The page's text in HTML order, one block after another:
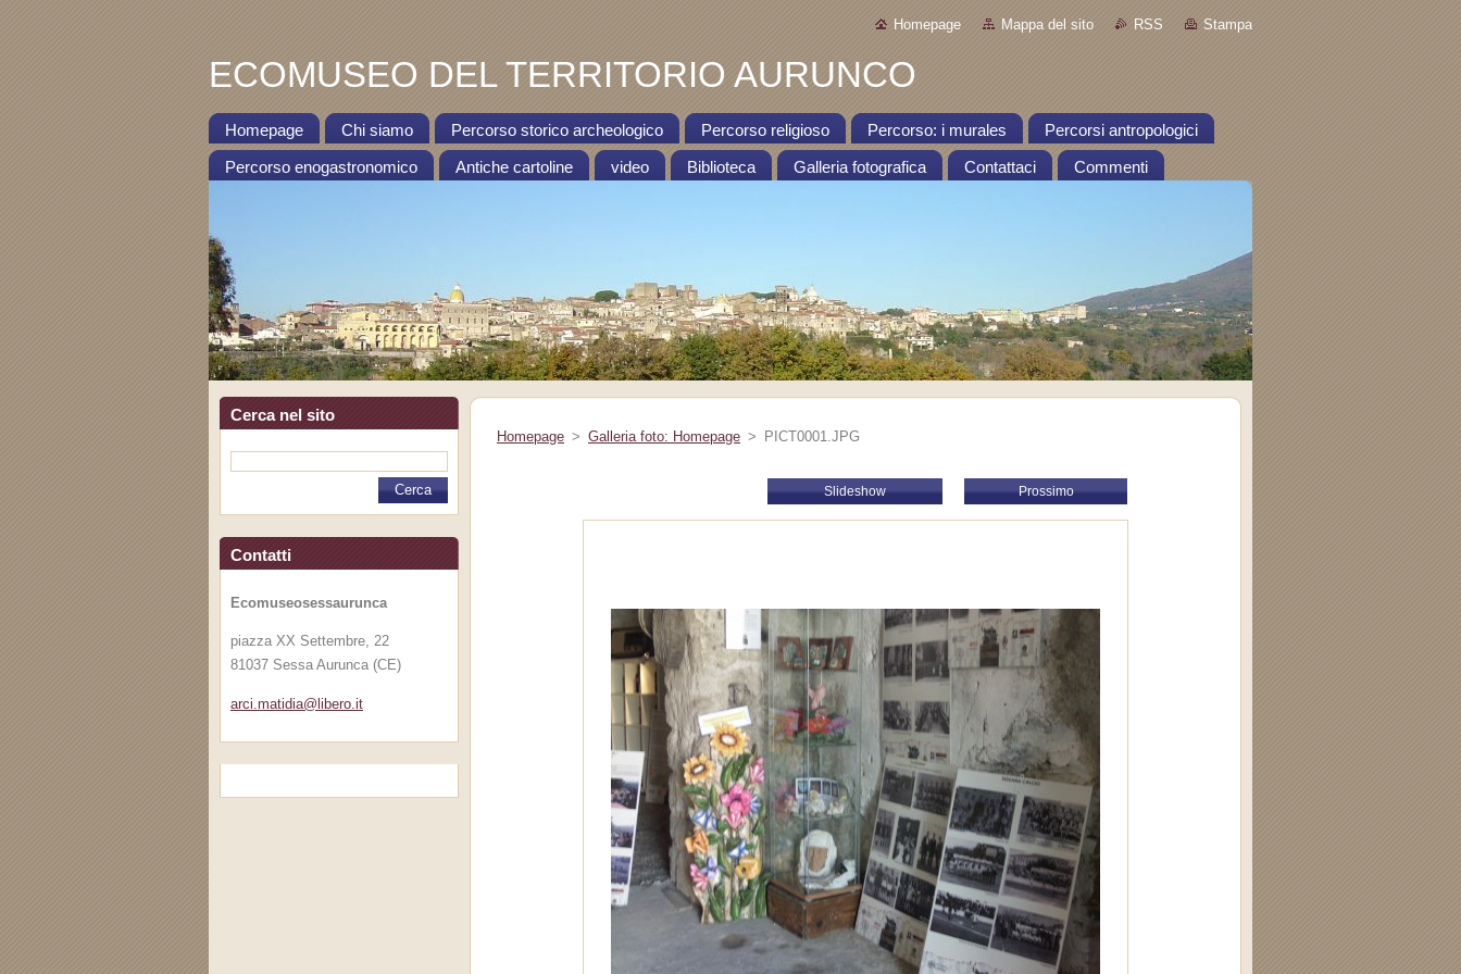
Homepage Mappa del sito RSS Stampa
ECOMUSEO DEL TERRITORIO AURUNCO
Homepage Chi siamo Percorso storico archeologico Percorso religioso Percorso: i murales Percorsi antropologici
Percorso enogastronomico Antiche cartoline video Biblioteca Galleria fotografica Contattaci Commenti
Cerca nel sito
Contatti
Ecomuseosessaurunca
piazza XX Settembre, 22
81037 Sessa Aurunca (CE)
arci.matidia@libero.it
Homepage > Galleria foto: Homepage > PICT0001.JPG
Slideshow Prossimo